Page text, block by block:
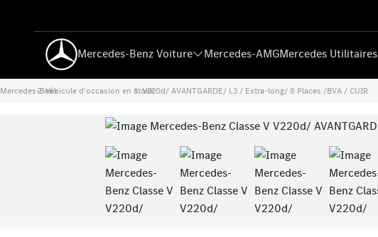
Mercedes-Benz Voiture Mercedes-AMGMercedes Utilitaires
Mercedes-Benz
›
Véhicule d'occasion en stock
›
V220d/ AVANTGARDE/ L3 / Extra-long/ 8 Places /BVA / CUIR
Previous